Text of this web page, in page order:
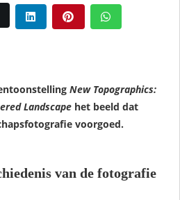
New Topographics:
Landscape het beeld dat
voorgoed.
van de fotografie